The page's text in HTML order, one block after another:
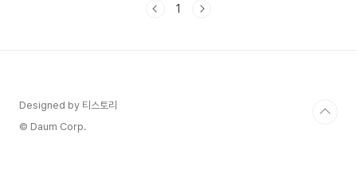
1
Designed by 티스토리
© Daum Corp.